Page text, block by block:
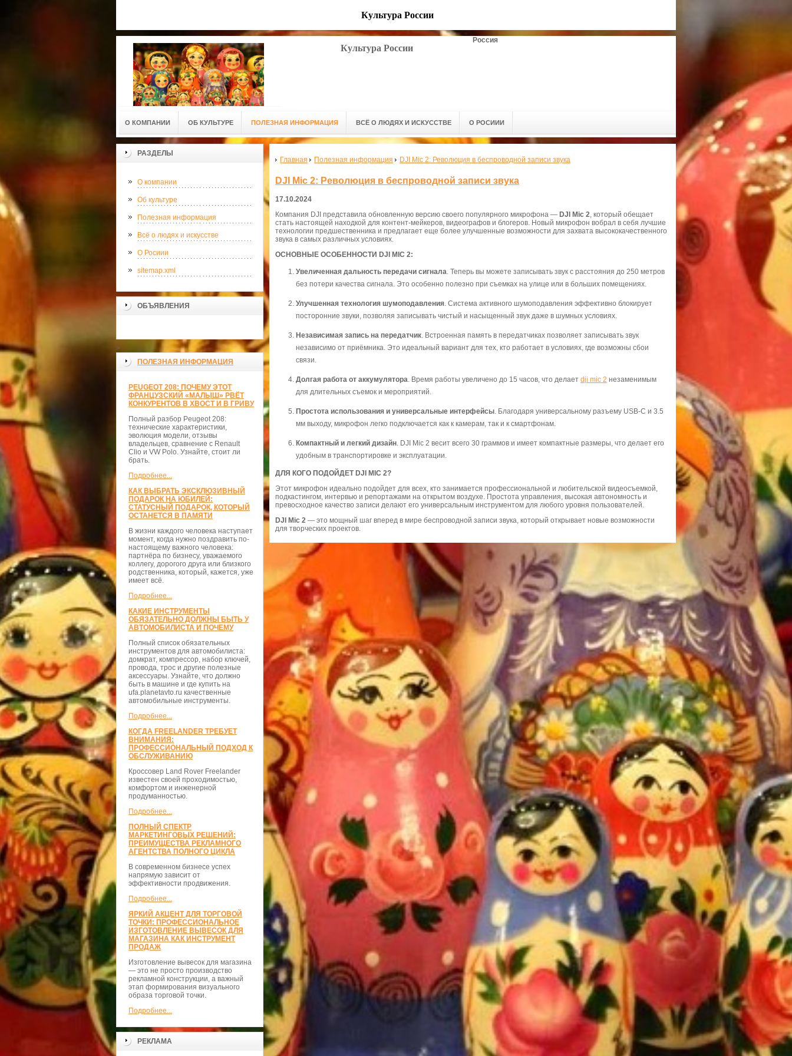
Культура России
Культура России
Россия
О КОМПАНИИ ОБ КУЛЬТУРЕ ПОЛЕЗНАЯ ИНФОРМАЦИЯ ВСЁ О ЛЮДЯХ И ИСКУССТВЕ О РОСИИИ
РАЗДЕЛЫ
О компании
Об культуре
Полезная информация
Всё о людях и искусстве
О Росиии
sitemap.xml
ОБЪЯВЛЕНИЯ
>
ПОЛЕЗНАЯ ИНФОРМАЦИЯ
PEUGEOT 208: ПОЧЕМУ ЭТОТ
ФРАНЦУЗСКИЙ «МАЛЫШ» РВЁТ
КОНКУРЕНТОВ В ХВОСТ И В ГРИВУ
Полный разбор Peugeot 208:
технические характеристики,
эволюция модели, отзывы
владельцев, сравнение с Renault
Clio и VW Polo. Узнайте, стоит ли
брать.
Подробнее...
КАК ВЫБРАТЬ ЭКСКЛЮЗИВНЫЙ
ПОДАРОК НА ЮБИЛЕЙ:
СТАТУСНЫЙ ПОДАРОК, КОТОРЫЙ
ОСТАНЕТСЯ В ПАМЯТИ
В жизни каждого человека наступает
момент, когда нужно поздравить по-
настоящему важного человека:
партнёра по бизнесу, уважаемого
коллегу, дорогого друга или близкого
родственника, который, кажется, уже
имеет всё.
Подробнее...
КАКИЕ ИНСТРУМЕНТЫ
ОБЯЗАТЕЛЬНО ДОЛЖНЫ БЫТЬ У
АВТОМОБИЛИСТА И ПОЧЕМУ
Полный список обязательных
инструментов для автомобилиста:
домкрат, компрессор, набор ключей,
провода, трос и другие полезные
аксессуары. Узнайте, что должно
быть в машине и где купить на
ufa.planetavto.ru качественные
автомобильные инструменты.
Подробнее...
КОГДА FREELANDER ТРЕБУЕТ
ВНИМАНИЯ:
ПРОФЕССИОНАЛЬНЫЙ ПОДХОД К
ОБСЛУЖИВАНИЮ
Кроссовер Land Rover Freelander
известен своей проходимостью,
комфортом и инженерной
продуманностью.
Подробнее...
ПОЛНЫЙ СПЕКТР
МАРКЕТИНГОВЫХ РЕШЕНИЙ:
ПРЕИМУЩЕСТВА РЕКЛАМНОГО
АГЕНТСТВА ПОЛНОГО ЦИКЛА
В современном бизнесе успех
напрямую зависит от
эффективности продвижения.
Подробнее...
ЯРКИЙ АКЦЕНТ ДЛЯ ТОРГОВОЙ
ТОЧКИ: ПРОФЕССИОНАЛЬНОЕ
ИЗГОТОВЛЕНИЕ ВЫВЕСОК ДЛЯ
МАГАЗИНА КАК ИНСТРУМЕНТ
ПРОДАЖ
Изготовление вывесок для магазина
— это не просто производство
рекламной конструкции, а важный
этап формирования визуального
образа торговой точки.
Подробнее...
РЕКЛАМА
Главная Полезная информация DJI Mic 2: Революция в беспроводной записи звука
DJI Mic 2: Революция в беспроводной записи звука
17.10.2024
Компания DJI представила обновленную версию своего популярного микрофона — DJI Mic 2, который обещает
стать настоящей находкой для контент-мейкеров, видеографов и блогеров. Новый микрофон вобрал в себя лучшие
технологии предшественника и предлагает еще более улучшенные возможности для захвата высококачественного
звука в самых различных условиях.
ОСНОВНЫЕ ОСОБЕННОСТИ DJI MIC 2:
Увеличенная дальность передачи сигнала. Теперь вы можете записывать звук с расстояния до 250 метров
без потери качества сигнала. Это особенно полезно при съемках на улице или в больших помещениях.
Улучшенная технология шумоподавления. Система активного шумоподавления эффективно блокирует
посторонние звуки, позволяя записывать чистый и насыщенный звук даже в шумных условиях.
Независимая запись на передатчик. Встроенная память в передатчиках позволяет записывать звук
независимо от приёмника. Это идеальный вариант для тех, кто работает в условиях, где возможны сбои
связи.
Долгая работа от аккумулятора. Время работы увеличено до 15 часов, что делает dji mic 2 незаменимым
для длительных съемок и мероприятий.
Простота использования и универсальные интерфейсы. Благодаря универсальному разъему USB-C и 3.5
мм выходу, микрофон легко подключается как к камерам, так и к смартфонам.
Компактный и легкий дизайн. DJI Mic 2 весит всего 30 граммов и имеет компактные размеры, что делает его
удобным в транспортировке и эксплуатации.
ДЛЯ КОГО ПОДОЙДЕТ DJI MIC 2?
Этот микрофон идеально подойдет для всех, кто занимается профессиональной и любительской видеосъемкой,
подкастингом, интервью и репортажами на открытом воздухе. Простота управления, высокая автономность и
превосходное качество записи делают его универсальным инструментом для любого уровня пользователей.
DJI Mic 2 — это мощный шаг вперед в мире беспроводной записи звука, который открывает новые возможности
для творческих проектов.